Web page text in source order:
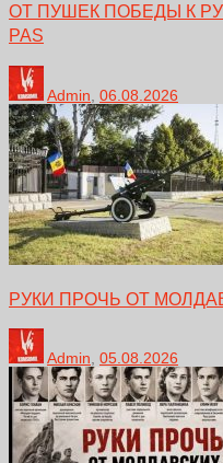
ОТ ПУШЕК ПОБЕДЫ К
PAS
Admin 06.08.2026
РУКИ ПРОЧЬ ОТ
Admin, 05.08.2026